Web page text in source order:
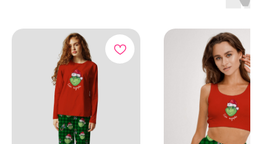
ИНФОРМАЦИЯ
О бренде
Пижамы из хлопка
Нижнее белье